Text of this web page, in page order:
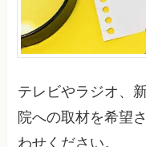
テレビやラジオ、
院への取材を希望
わせください。